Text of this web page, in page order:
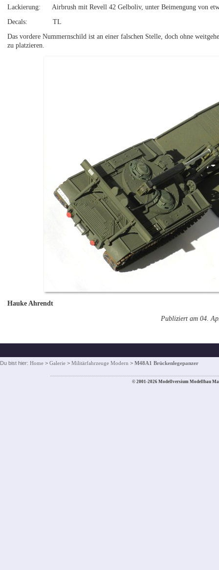
Lackierung: Airbrush mit Revell 42 Gelboliv, unter Beimengung von
Decals: TL
Das vordere Nummernschild ist an einer falschen Stelle, doch ohne
zu platzieren.
Hauke Ahrendt
Publiziert am 04.
Du bist hier: Home > Galerie > Militärfahrzeuge Modern > M48A1 Brückenlegepanzer
© 2001-2026 Modellversium Modellbau